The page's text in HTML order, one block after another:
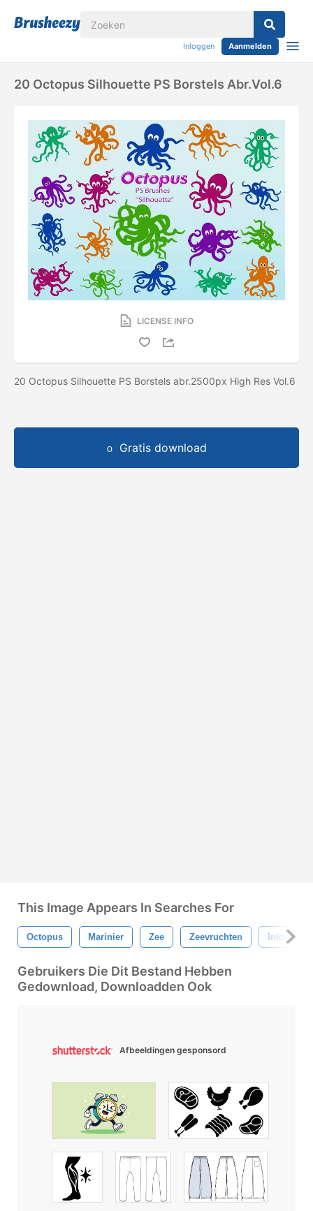
Inloggen Aanmelden
20 Octopus Silhouette PS Borstels Abr.Vol.6
LICENSE INFO
20 Octopus Silhouette PS Borstels abr.2500px High Res Vol.6
Gratis download
This Image Appears In Searches For
Octopus Marinier Zee Zeevruchten Inktvis
Gebruikers Die Dit Bestand Hebben
Gedownload, Downloadden Ook
Afbeeldingen gesponsord